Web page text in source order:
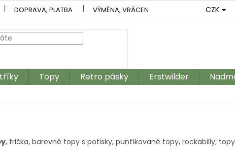
DOPRAVA, PLATBA VÝMĚNA, VRÁCENÍ REKLAMAČNÍ ŘÁD
CZK
Topy Retro pásky Erstwilder
, trička, barevné topy s potisky, puntíkované topy, rockabilly,